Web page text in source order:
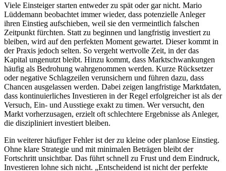
Viele Einsteiger starten entweder zu spät oder gar nicht. Mario
Lüddemann beobachtet immer wieder, dass potenzielle Anleger
ihren Einstieg aufschieben, weil sie den vermeintlich falschen
Zeitpunkt fürchten. Statt zu beginnen und langfristig investiert zu
bleiben, wird auf den perfekten Moment gewartet. Dieser kommt in
der Praxis jedoch selten. So vergeht wertvolle Zeit, in der das
Kapital ungenutzt bleibt. Hinzu kommt, dass Marktschwankungen
häufig als Bedrohung wahrgenommen werden. Kurze Rücksetzer
oder negative Schlagzeilen verunsichern und führen dazu, dass
Chancen ausgelassen werden. Dabei zeigen langfristige Marktdaten,
dass kontinuierliches Investieren in der Regel erfolgreicher ist als der
Versuch, Ein- und Ausstiege exakt zu timen. Wer versucht, den
Markt vorherzusagen, erzielt oft schlechtere Ergebnisse als Anleger,
die diszipliniert investiert bleiben.
Ein weiterer häufiger Fehler ist der zu kleine oder planlose Einstieg.
Ohne klare Strategie und mit minimalen Beträgen bleibt der
Fortschritt unsichtbar. Das führt schnell zu Frust und dem Eindruck,
Investieren lohne sich nicht. „Entscheidend ist nicht der perfekte